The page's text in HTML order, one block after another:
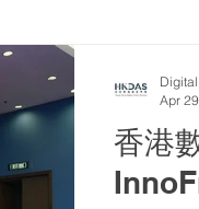
香港
Apr